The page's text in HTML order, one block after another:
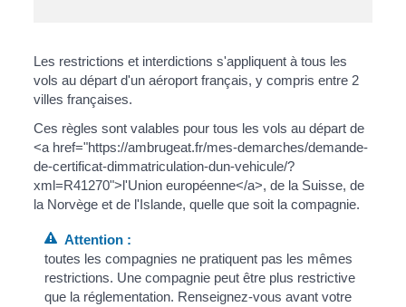
Les restrictions et interdictions s'appliquent à tous les
vols au départ d'un aéroport français, y compris entre 2
villes françaises.
Ces règles sont valables pour tous les vols au départ de
<a href="https://ambrugeat.fr/mes-demarches/demande-
de-certificat-dimmatriculation-dun-vehicule/?
xml=R41270">l'Union européenne</a>, de la Suisse, de
la Norvège et de l'Islande, quelle que soit la compagnie.
Attention :
toutes les compagnies ne pratiquent pas les mêmes
restrictions. Une compagnie peut être plus restrictive
que la réglementation. Renseignez-vous avant votre